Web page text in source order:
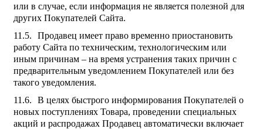
или в случае, если информация не является полезной для
других Покупателей Сайта.
Продавец имеет право временно приостановить
работу Сайта по техническим, технологическим или
иным причинам – на время устранения таких причин с
предварительным уведомлением Покупателей или без
такого уведомления.
В целях быстрого информирования Покупателей о
новых поступлениях Товара, проведении специальных
акций и распродажах Продавец автоматически включает